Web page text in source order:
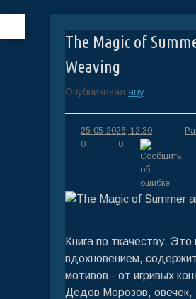
The Magic of
Weaving
Опубликовал ariy
25-05-2026, 12:30
0
0
Книга по ткачеству.
вдохновением,
мотивов - от игривых
Дедов Морозов, овечек,